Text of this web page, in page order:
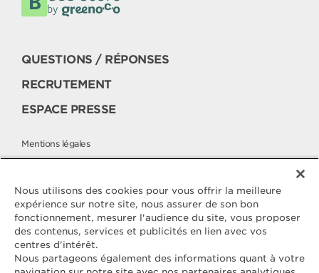
QUESTIONS / RÉPONSES
RECRUTEMENT
ESPACE PRESSE
Mentions légales
Politique de protection des données
Contactez
ELLE & VIRE
Nous utilisons des cookies pour vous offrir la meilleure
expérience sur notre site, nous assurer de son bon
fonctionnement, mesurer l'audience du site, vous proposer
des contenus, services et publicités en lien avec vos
centres d'intérêt.
Nous partageons également des informations quant à votre